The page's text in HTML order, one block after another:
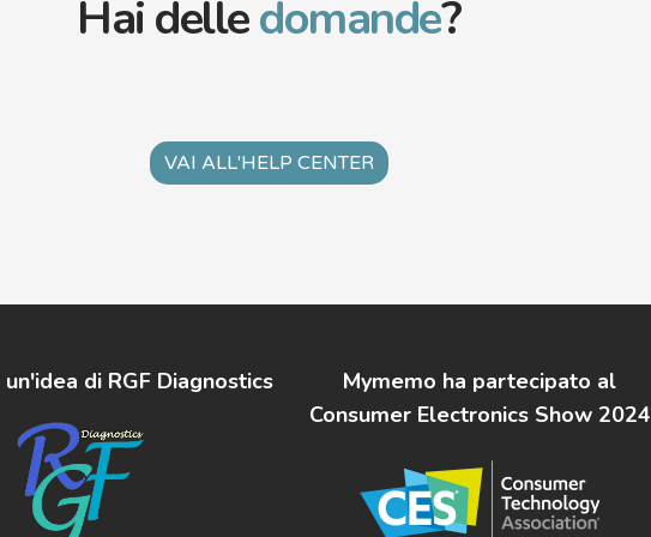
Hai delledomande?
VAI ALL'HELP CENTER
di RGF Diagnostics
Mymemo ha partecipato al
Consumer Electronics Show 2024